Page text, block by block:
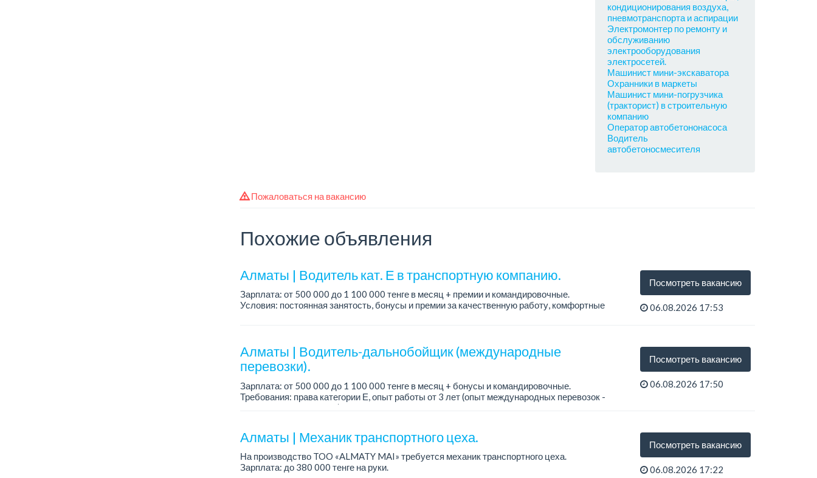
кондиционирования воздуха,
пневмотранспорта и аспирации
Электромонтер по ремонту и
обслуживанию
электрооборудования
электросетей.
Машинист мини-экскаватора
Охранники в маркеты
Машинист мини-погрузчика
(тракторист) в строительную
компанию
Оператор автобетононасоса
Водитель
автобетоносмесителя
Пожаловаться на вакансию
Похожие объявления
Алматы | Водитель кат. Е в транспортную компанию.
Зарплата: от 500 000 до 1 100 000 тенге в месяц + премии и командировочные.
Условия: постоянная занятость, бонусы и премии за качественную работу, комфортные
Посмотреть вакансию
06.08.2026 17:53
Алматы | Водитель-дальнобойщик (международные
перевозки).
Зарплата: от 500 000 до 1 100 000 тенге в месяц + бонусы и командировочные.
Требования: права категории Е, опыт работы от 3 лет (опыт международных перевозок -
плюс, но не обязателен), ответстве...
Посмотреть вакансию
06.08.2026 17:50
Алматы | Механик транспортного цеха.
На производство TOO «ALMATY MAI» требуется механик транспортного цеха.
Зарплата: до 380 000 тенге на руки.
Посмотреть вакансию
06.08.2026 17:22